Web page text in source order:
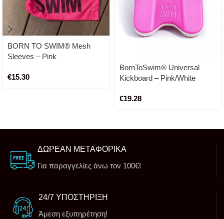
BORN TO SWIM® Mesh
Sleeves – Pink
€15.30
BornToSwim® Universal
Kickboard – Pink/White
€19.28
ΔΩΡΕΑΝ ΜΕΤΑΦΟΡΙΚΑ
Για παραγγελίες άνω τον 100€!
24/7 ΥΠΟΣΤΗΡΙΞΗ
Άμεση εξυπηρέτηση!